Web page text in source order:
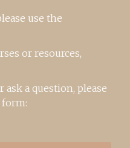
use the
or resources,
ask a question, please